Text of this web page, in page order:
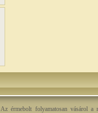
Az érmebolt folyamatosan vásárol a